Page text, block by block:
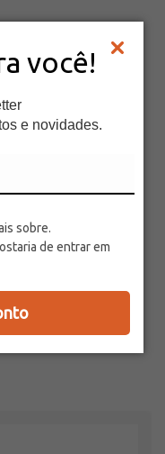
você!
e novidades.
sobre.
de entrar em